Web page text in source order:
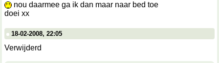
nou daarmee ga ik dan maar naar bed toe
doei xx
18-02-2008, 22:05
Verwijderd